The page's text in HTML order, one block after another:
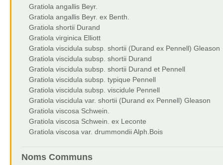
Gratiola angallis Beyr.
Gratiola angallis Beyr. ex Benth.
Gratiola shortii Durand
Gratiola virginica Elliott
Gratiola viscidula subsp. shortii (Durand ex Pennell) Gleason
Gratiola viscidula subsp. shortii Durand
Gratiola viscidula subsp. shortii Durand et Pennell
Gratiola viscidula subsp. typique Pennell
Gratiola viscidula subsp. viscidule Pennell
Gratiola viscidula var. shortii (Durand ex Pennell) Gleason
Gratiola viscosa Schwein.
Gratiola viscosa Schwein. ex Leconte
Gratiola viscosa var. drummondii Alph.Bois
Noms Communs